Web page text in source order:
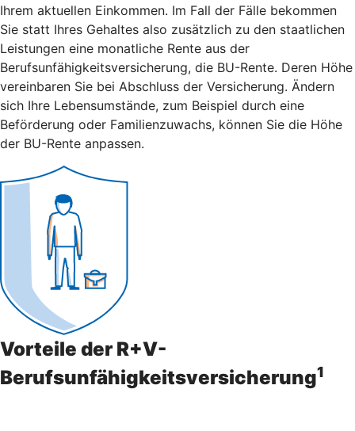
Ihrem aktuellen Einkommen. Im Fall der Fälle bekommen
Sie statt Ihres Gehaltes also zusätzlich zu den staatlichen
Leistungen eine monatliche Rente aus der
Berufsunfähigkeitsversicherung, die BU-Rente. Deren Höhe
vereinbaren Sie bei Abschluss der Versicherung. Ändern
sich Ihre Lebensumstände, zum Beispiel durch eine
Beförderung oder Familienzuwachs, können Sie die Höhe
der BU-Rente anpassen.
Vorteile der R+V-
Berufsunfähigkeitsversicherung1